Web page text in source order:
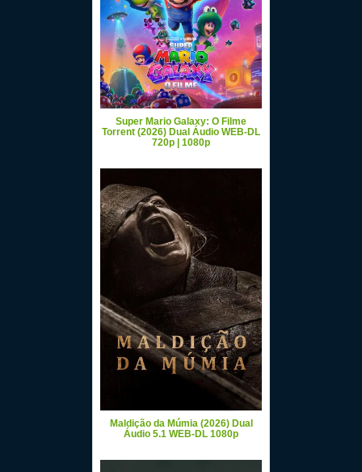
Super Mario Galaxy: O Filme
Torrent (2026) Dual Áudio WEB-DL
720p | 1080p
Maldição da Múmia (2026) Dual
Áudio 5.1 WEB-DL 1080p